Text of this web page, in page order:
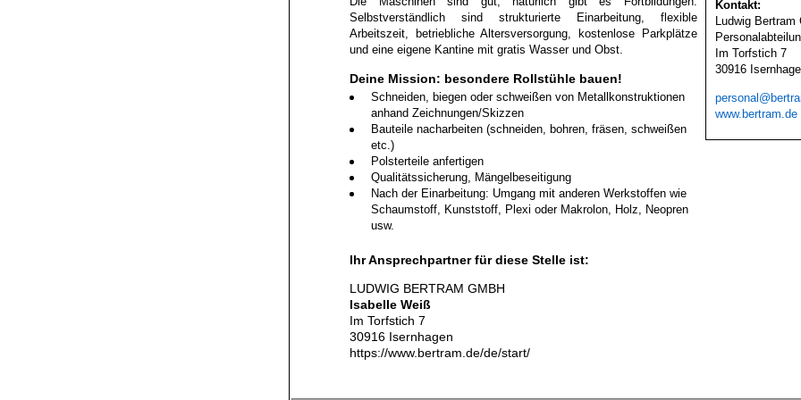
Selbstverständlich sind strukturierte Einarbeitung, flexible
Arbeitszeit, betriebliche Altersversorgung, kostenlose Parkplätze
und eine eigene Kantine mit gratis Wasser und Obst.
Deine Mission: besondere Rollstühle bauen!
Schneiden, biegen oder schweißen von Metallkonstruktionen
anhand Zeichnungen/Skizzen
Bauteile nacharbeiten (schneiden, bohren, fräsen, schweißen
etc.)
Polsterteile anfertigen
Qualitätssicherung, Mängelbeseitigung
Nach der Einarbeitung: Umgang mit anderen Werkstoffen wie
Schaumstoff, Kunststoff, Plexi oder Makrolon, Holz, Neopren
usw.
Ihr Ansprechpartner für diese Stelle ist:
LUDWIG BERTRAM GMBH
Isabelle Weiß
Im Torfstich 7
30916 Isernhagen
https://www.bertram.de/de/start/
Kontakt:
Ludwig Bertram
Im Torfstich 7
30916
www.bertram.de